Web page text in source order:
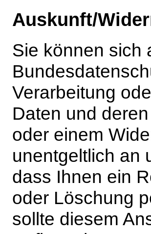
Auskunft/
Sie können sich
Verarbeitung
Daten und
oder einem
unentgeltlich an
dass Ihnen ein
oder Löschung
sollte diesem